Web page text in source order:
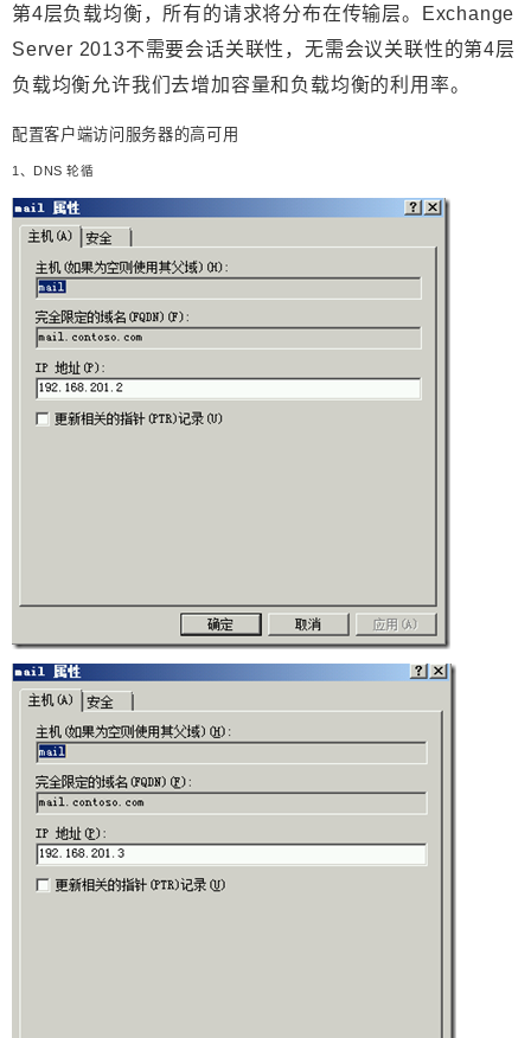
第4层负载均衡，所有的请求将分布在传输层。Exchange
Server 2013不需要会话关联性，无需会议关联性的第4层
负载均衡允许我们去增加容量和负载均衡的利用率。
配置客户端访问服务器的高可用
1 、 DNS轮循